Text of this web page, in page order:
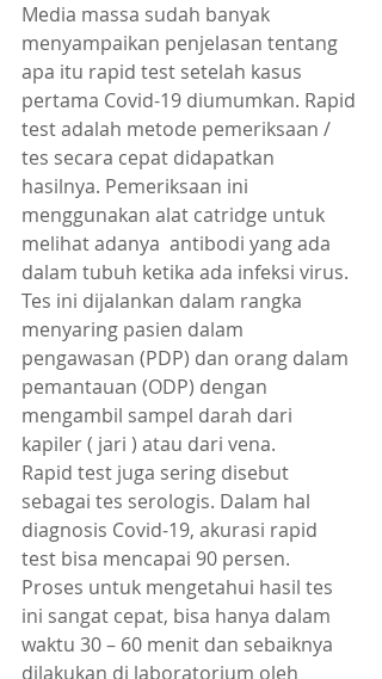
Media massa sudah banyak
menyampaikan penjelasan tentang
apa itu rapid test setelah kasus
pertama Covid-19 diumumkan. Rapid
test adalah metode pemeriksaan /
tes secara cepat didapatkan
hasilnya. Pemeriksaan ini
menggunakan alat catridge untuk
melihat adanya  antibodi yang ada
dalam tubuh ketika ada infeksi virus.
Tes ini dijalankan dalam rangka
menyaring pasien dalam
pengawasan (PDP) dan orang dalam
pemantauan (ODP) dengan
mengambil sampel darah dari
kapiler ( jari ) atau dari vena.
Rapid test juga sering disebut
sebagai tes serologis. Dalam hal
diagnosis Covid-19, akurasi rapid
test bisa mencapai 90 persen.
Proses untuk mengetahui hasil tes
ini sangat cepat, bisa hanya dalam
waktu 30 – 60 menit dan sebaiknya
dilakukan di laboratorium oleh